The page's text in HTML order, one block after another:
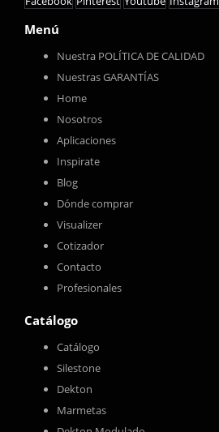
Menú
Nuestra POLÍTICA DE CALIDAD
Nuestras GARANTÍAS
Home
Nosotros
Aplicaciones
Inspirate
Blog
Dónde comprar
Visualizer
Cotizador
Contacto
Profesionales
Catálogo
Catálogo
Silestone
Dekton
Marmetas